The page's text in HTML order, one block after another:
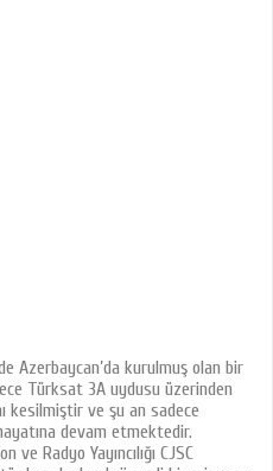
Azerbaycan’da kurulmuş olan bir
Türksat 3A uydusu üzerinden
kesilmiştir ve şu an sadece
devam etmektedir.
Radyo Yayıncılığı CJSC